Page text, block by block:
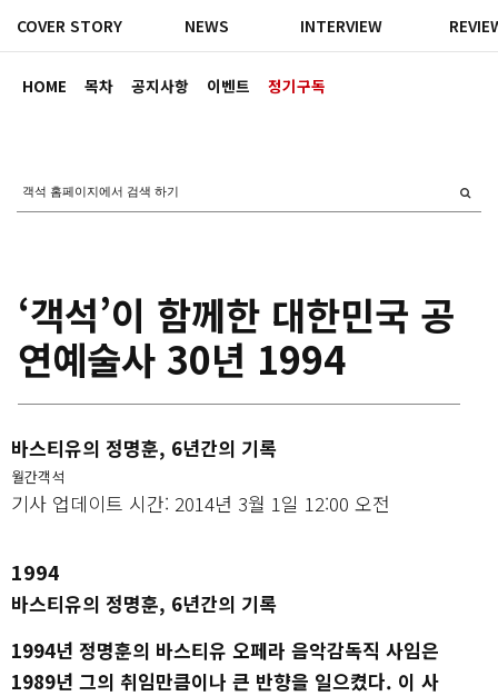
HOME 목차 공지사항 이벤트 정기구독
COVER STORY NEWS INTERVIEW
‘객석’이 함께한 대한민국 공
연예술사 30년 1994
바스티유의 정명훈, 6년간의 기록
월간객석
기사 업데이트 시간: 2014년 3월 1일 12:00 오전
1994
바스티유의 정명훈, 6년간의 기록
1994년 정명훈의 바스티유 오페라 음악감독직 사임은
1989년 그의 취임만큼이나 큰 반향을 일으켰다. 이 사